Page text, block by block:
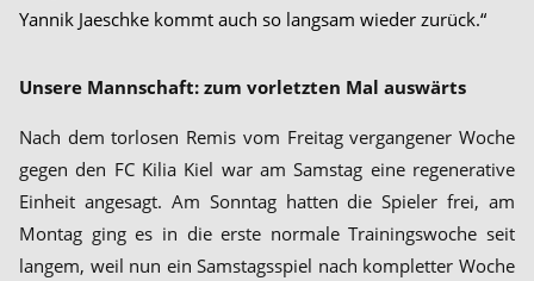
Yannik Jaeschke kommt auch so langsam wieder zurück.“
Unsere Mannschaft: zum vorletzten Mal auswärts
Nach dem torlosen Remis vom Freitag vergangener Woche
gegen den FC Kilia Kiel war am Samstag eine regenerative
Einheit angesagt. Am Sonntag hatten die Spieler frei, am
Montag ging es in die erste normale Trainingswoche seit
langem, weil nun ein Samstagsspiel nach kompletter Woche